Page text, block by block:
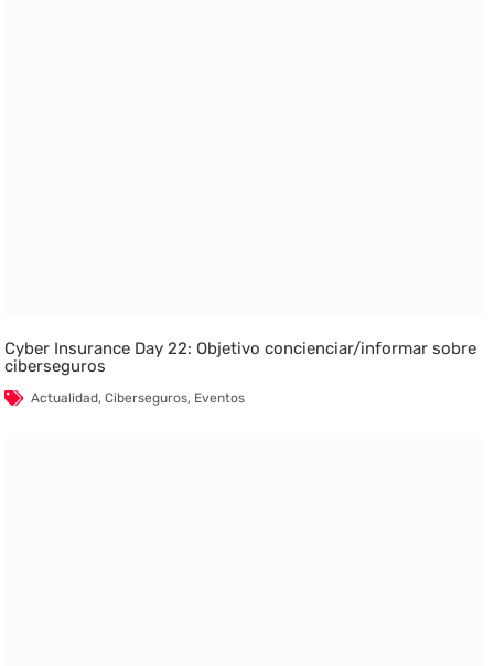
Cyber Insurance Day 22: Objetivo concienciar/informar sobre
ciberseguros
Actualidad,Ciberseguros, Eventos